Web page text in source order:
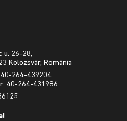
u. 26-28,
Kolozsvár, Románia
264-439204
40-264-431986